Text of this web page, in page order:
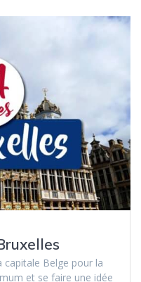
capitale Belge pour la
et se faire une idée